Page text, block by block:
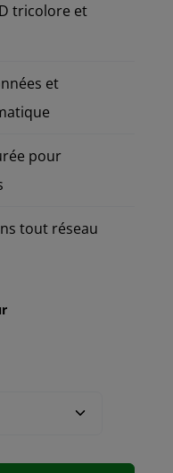
tricolore et
et
pour
tout réseau